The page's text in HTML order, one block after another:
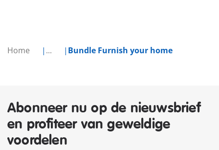
Home ... Bundle Furnish your home
Abonneer nu op de nieuwsbrief
en profiteer van geweldige
voordelen